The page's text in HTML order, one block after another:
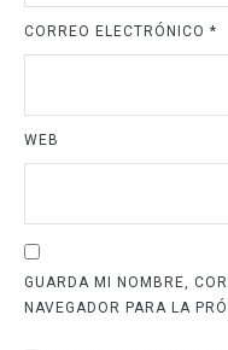
CORREO ELECTRÓNICO *
WEB
GUARDA MI NOMBRE,
NAVEGADOR PARA LA